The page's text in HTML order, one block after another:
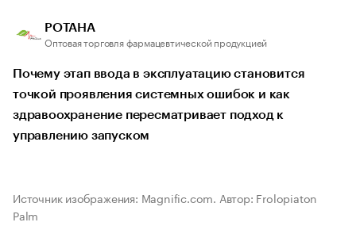
РОТАНА
Оптовая торговля фармацевтической продукцией
Почему этап ввода в эксплуатацию становится
точкой проявления системных ошибок и как
здравоохранение пересматривает подход к
управлению запуском
Источник изображения: Magnific.com. Автор: Frolopiaton
Palm